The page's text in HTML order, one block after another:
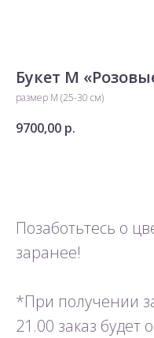
Букет М
размер М (25-30 см)
9700,00 р.
Позаботьтесь о
заранее!
*При получении
21.00 заказ будет